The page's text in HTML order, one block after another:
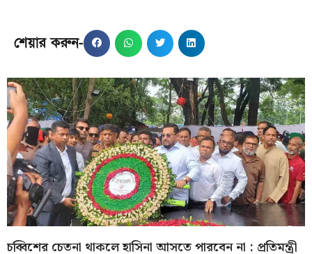
শেয়ার করুন-
চব্বিশের চেতনা থাকলে হাসিনা আসতে পারবেন না : প্রতিমন্ত্রী